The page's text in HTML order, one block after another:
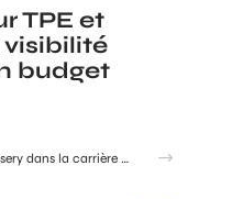
TPE et
visibilité
budget
Quel est le rôle exact de Bruno Pesery dans la carrière d’Isabelle Carré ?